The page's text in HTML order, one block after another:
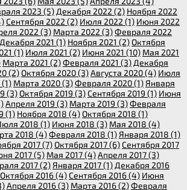
2023 (5) Декабря 2022 (2) Ноября 2022
Сентября 2022 (2) Июля 2022 (1) Июня 2022
2022 (3) Марта 2022 (3)Февраля 2022
Декабря 2021 (1) Ноября 2021 (2)Октября
(1) Июля 2021 (2) Июня 2021 (10) Мая 2021
Марта 2021 (2)Февраля 2021 (3) Декабря
(2)Октября 2020 (3)Августа 2020 (4) Июля
Марта 2020 (3)Февраля 2020 (1) Января
(3)Октября 2019 (3)Сентября 2019 (1) Июня
Апреля 2019 (3) Марта 2019 (3)Февраля
(1) Ноября 2018 (4)Октября 2018 (1)
2018 (1) Июня 2018 (3) Мая 2018 (4)
2018 (4)Февраля 2018 (1) Января 2018 (1)
2017 (7)Октября 2017 (6)Сентября 2017
2017 (5) Мая 2017 (4)Апреля 2017 (3)
2017 (2) Января 2017 (1) Декабря 2016
Октября 2016 (4)Сентября 2016 (4) Июня
Апреля 2016 (3) Марта 2016 (2)Февраля